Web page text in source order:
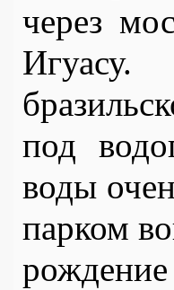
через
Игуасу.
под
воды
парком